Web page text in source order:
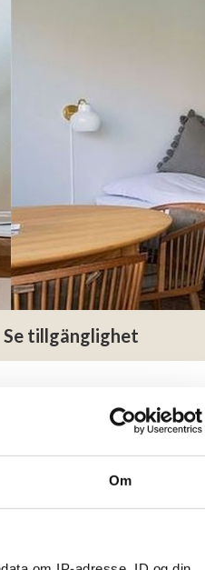
Om
Se tillgänglighet
ONS TORS FRE
31